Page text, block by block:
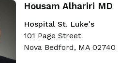
Housam Alhariri MD
Hospital St. Luke's
101 Page Street
Nova Bedford, MA 02740